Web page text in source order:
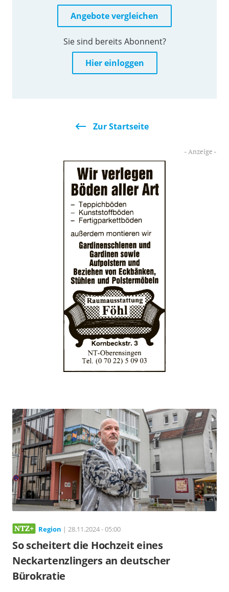
Angebote vergleichen
Sie sind bereits Abonnent?
Hier einloggen
Zur Startseite
Region | 28.11.2024 - 05:00
So scheitert die Hochzeit eines
Neckartenzlingers an deutscher
Bürokratie